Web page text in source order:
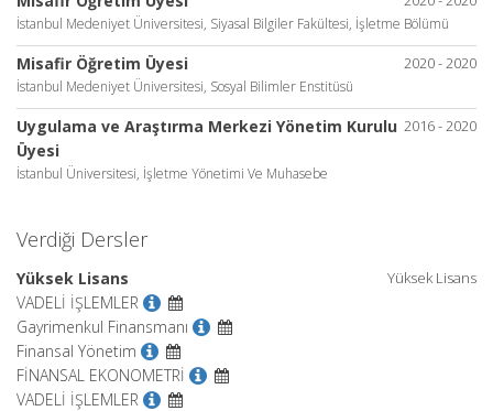
İstanbul Medeniyet Üniversitesi, Siyasal Bilgiler Fakültesi, İşletme Bölümü
2020 - 2020
Misafir Öğretim Üyesi
İstanbul Medeniyet Üniversitesi, Sosyal Bilimler Enstitüsü
2016 - 2020
Uygulama ve Araştırma Merkezi Yönetim Kurulu
Üyesi
İstanbul Üniversitesi, İşletme Yönetimi Ve Muhasebe
Verdiği Dersler
Yüksek Lisans
Yüksek Lisans
VADELİ İŞLEMLER
Gayrimenkul Finansmanı
Finansal Yönetim
FİNANSAL EKONOMETRİ
VADELİ İŞLEMLER